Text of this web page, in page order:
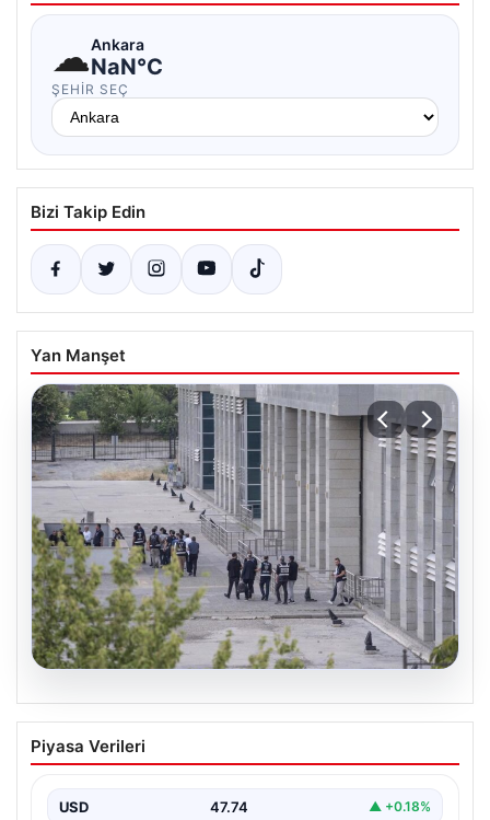
☁Ankara
NaN°C
ŞEHIR SEÇ
Bizi Takip Edin
Yan Manşet
Etimesgut Belediyesi’nde Soruşturma
Derinleşiyor: Başkan Yardımcısı Mutlu
Çıktı
Piyasa Verileri
USD 47.74 ▲ +0.18%